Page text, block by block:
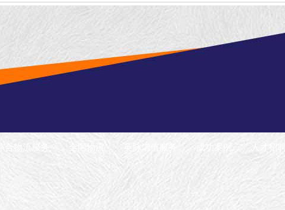
综合物流服务 全国物流 成功案例